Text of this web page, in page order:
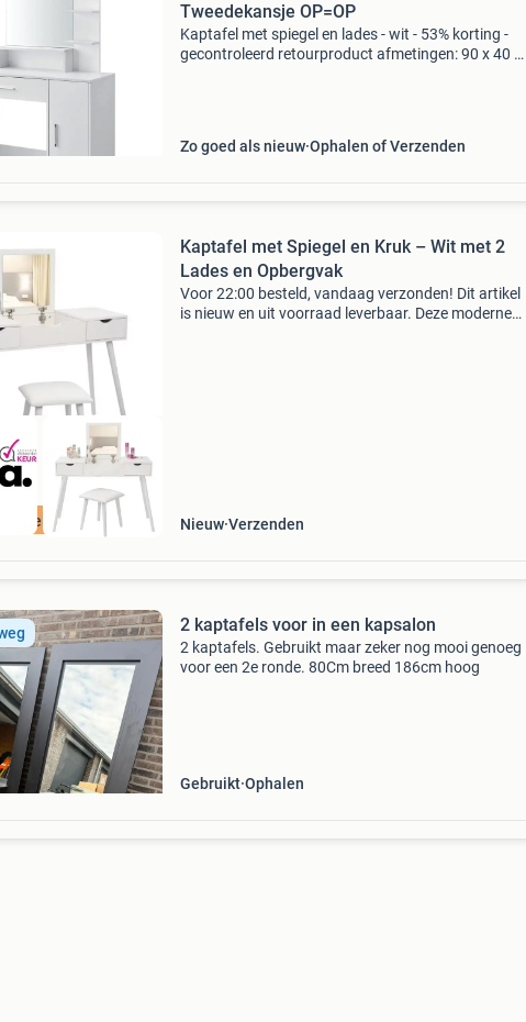
Tweedekansje OP=OP
Kaptafel met spiegel en lades - wit - 53% korting -
gecontroleerd retourproduct afmetingen: 90 x 40 x
Zo goed als nieuw Ophalen of Verzenden
met 9+
Kaptafel met Spiegel en Kruk – Wit met 2
Lades en Opbergvak
Voor 22:00 besteld, vandaag verzonden! Dit artikel
is nieuw en uit voorraad leverbaar. Deze moderne
Nieuw Verzenden
2 kaptafels voor in een kapsalon
2 kaptafels. Gebruikt maar zeker nog mooi genoeg
voor een 2e ronde. 80Cm breed 186cm hoog
Gebruikt Ophalen